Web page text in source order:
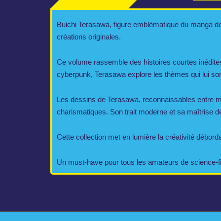
Buichi Terasawa, figure emblématique du manga
créations originales.
Ce volume rassemble des histoires courtes
cyberpunk, Terasawa explore les thèmes qui lui
Les dessins de Terasawa, reconnaissables entre
charismatiques. Son trait moderne et sa maîtrise
Cette collection met en lumière la créativité
Un must-have pour tous les amateurs de